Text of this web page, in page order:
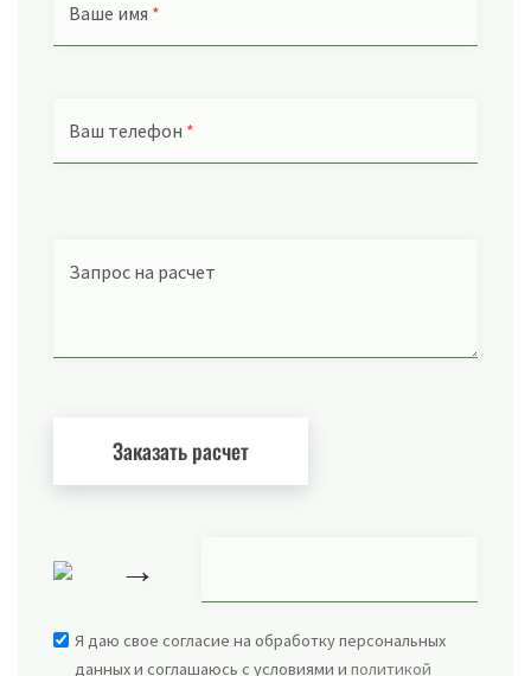
Ваше имя *
Ваш телефон *
Запрос на расчет
→
Я даю свое согласие на обработку персональных
данных и соглашаюсь с условиями и политикой